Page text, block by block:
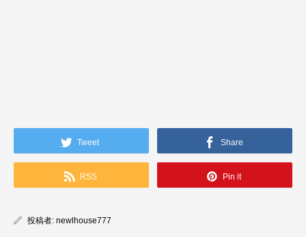
Tweet Share
RSS Pin it
投稿者: newlhouse777